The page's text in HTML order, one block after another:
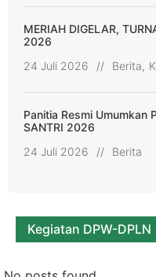
MERIAH DIGELAR,
2026
24 Juli 2026
// Berita,
Panitia Resmi Umumkan
SANTRI 2026
24 Juli 2026
// Berita
Kegiatan DPW-DPLN